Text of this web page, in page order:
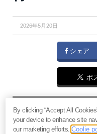
2026年5月20日
シェア
ポ
急騰後に急落「パワー
将来性とリスク
By clicking “Accept All
your device to enhance site
our marketing efforts.Coolie